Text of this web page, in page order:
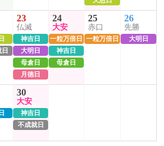
23
仏滅
神吉日
大明日
母倉日
月徳日
24
大安
一粒万倍日
神吉日
母倉日
25
赤口
一粒万倍日
26
先勝
大明日
30
大安
神吉日
不成就日